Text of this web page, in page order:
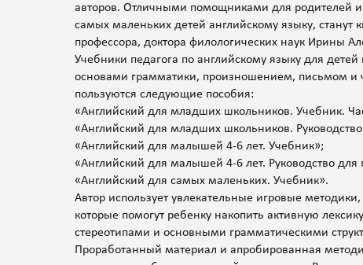
авторов. Отличными помощниками для родителей и
самых маленьких детей английскому языку, станут
профессора, доктора филологических наук Ирины
Учебники педагога по английскому языку для
основами грамматики, произношением, письмом и
пользуются следующие пособия:
«Английский для младших школьников. Учебник.
«Английский для младших школьников.
«Английский для малышей 4-6 лет. Учебник»;
«Английский для малышей 4-6 лет. Руководство для
«Английский для самых маленьких. Учебник».
Автор использует увлекательные игровые
которые помогут ребенку накопить активную
стереотипами и основными грамматическими
Проработанный материал и апробированная